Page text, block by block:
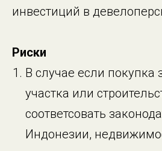
инвестиций в
Риски
В случае если покупка
участка или
соответсовать
Индонезии,